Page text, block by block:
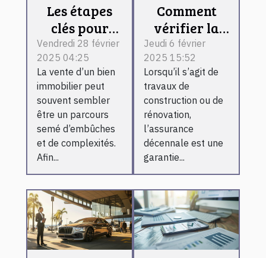
Les étapes
clés pour
vendre votre
bien
immobilier
rapidement
Vendredi 28 février
2025 04:25
La vente d’un bien
immobilier peut
souvent sembler
être un parcours
semé d’embûches
et de complexités.
Afin...
Comment
vérifier la
validité
d’une
attestation
d’assurance
décennale
avant de
signer un
contrat ?
Jeudi 6 février
2025 15:52
Lorsqu’il s’agit de
travaux de
construction ou de
rénovation,
l’assurance
décennale est une
garantie...